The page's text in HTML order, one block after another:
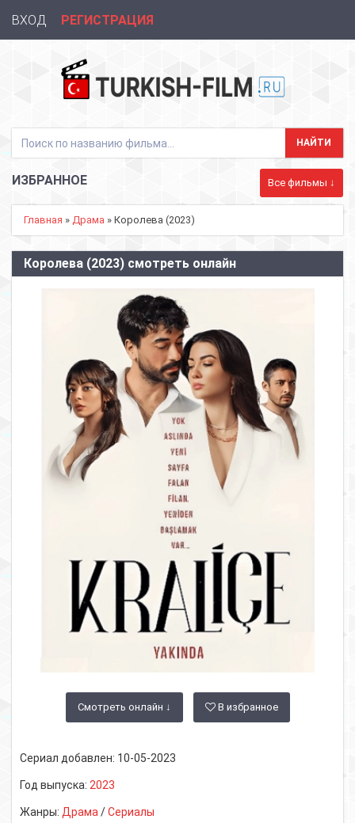
ВХОД РЕГИСТРАЦИЯ
ИЗБРАННОЕ Все фильмы ↓
Главная » Драма » Королева (2023)
Королева (2023) смотреть онлайн
Смотреть онлайн ↓ В избранное
Сериал добавлен: 10-05-2023
Год выпуска: 2023
Жанры: Драма /Сериалы